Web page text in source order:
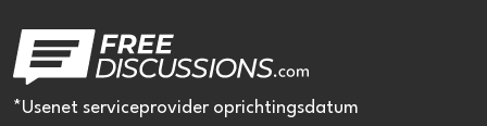
*Usenet serviceprovider oprichtingsdatum